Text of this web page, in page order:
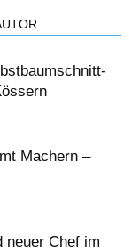
Machern –
neuer Chef im